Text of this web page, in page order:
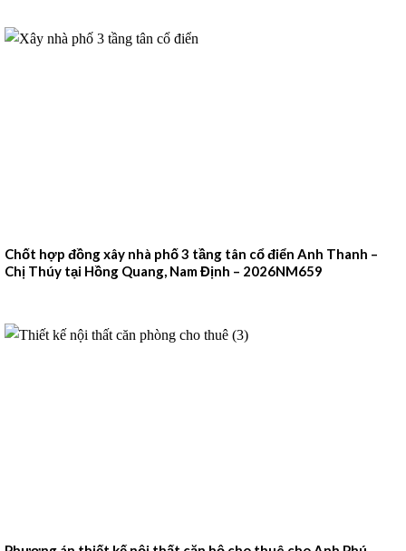
Chốt hợp đồng xây nhà phố 3 tầng tân cổ điển Anh Thanh –
Chị Thúy tại Hồng Quang, Nam Định – 2026NM659